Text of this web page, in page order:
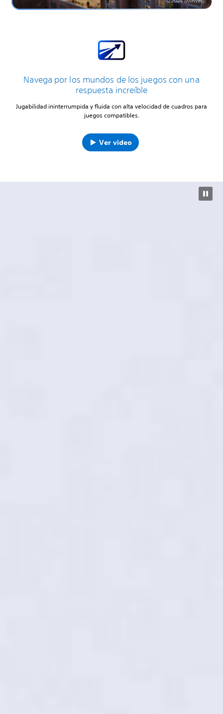
Navega por los mundos de los juegos con una
respuesta increíble
Jugabilidad ininterrumpida y fluida con alta velocidad de cuadros para
juegos compatibles.
Ver video